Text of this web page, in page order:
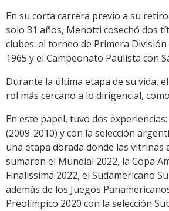
En su corta carrera previo a su
solo 31 años, Menotti cosechó dos
clubes: el torneo de Primera
1965 y el Campeonato Paulista con
Durante la última etapa de su vida,
rol más cercano a lo dirigencial,
En este papel, tuvo dos
(2009-2010) y con la selección
una etapa dorada donde las vitrinas
sumaron el Mundial 2022, la Copa
Finalissima 2022, el Sudamericano
además de los Juegos
Preolímpico 2020 con la selección